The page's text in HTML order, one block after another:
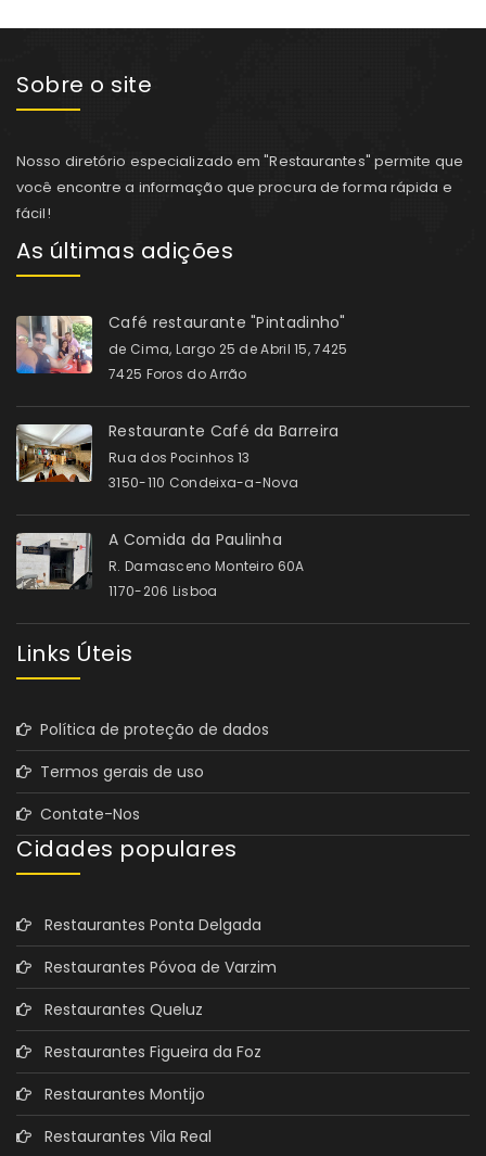
Sobre o site
Nosso diretório especializado em "Restaurantes" permite que
você encontre a informação que procura de forma rápida e
fácil!
As últimas adições
Café restaurante "Pintadinho"
de Cima, Largo 25 de Abril 15, 7425
7425 Foros do Arrão
Restaurante Café da Barreira
Rua dos Pocinhos 13
3150-110 Condeixa-a-Nova
A Comida da Paulinha
R. Damasceno Monteiro 60A
1170-206 Lisboa
Links Úteis
Política de proteção de dados
Termos gerais de uso
Contate-Nos
Cidades populares
Restaurantes Ponta Delgada
Restaurantes Póvoa de Varzim
Restaurantes Queluz
Restaurantes Figueira da Foz
Restaurantes Montijo
Restaurantes Vila Real